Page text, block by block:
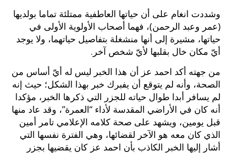
وشددت انغام على أن حياتها العاطفية ممتلئة تماما بولديها
(عمر وعبد الرحمن)، فهما أصحاب الأولوية الأولى في
حياتها، مشيرة إلى أنها منشغلة بتفاصيل حياتهما، ولا يوجد
أيّ مكان خال بقلبها لأيّ شخص آخر.
من جهته أكد احمد عز أن هذا الخبر ليس له أيّ أساس من
الصحة، وأنه لم يتوقع أن يفبرك خبر بهذا الشكل؛ حيث إنه
لم يسافر أبدا طوال حياته للجزر التي ذكرها الخبر، مؤكدا
أنه كان في الأراضي المقدسة لأداء “العمرة”، وقد عاد منها
قبل يومين، ويشهد على صحة كلامه الإعلامي تامر أمين
الذي كان معه هو الآخر لقضائها، وهي الفترة نفسها التي
أشار إليها الخبر الكاذب بأن احمد عز كان يقضيها بجزر